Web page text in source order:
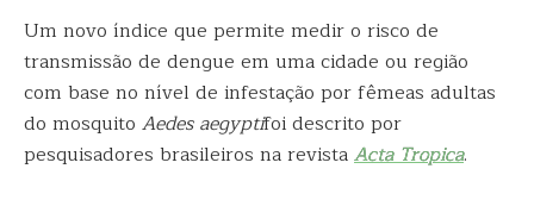
Um novo índice que permite medir o risco de
transmissão de dengue em uma cidade ou região
com base no nível de infestação por fêmeas adultas
do mosquito Aedes aegyptifoi descrito por
pesquisadores brasileiros na revistaActa Tropica.